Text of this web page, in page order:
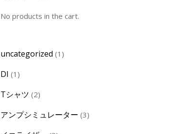
No products in the cart.
uncategorized 1 1
DI 1 1
Tシャツ 22
アンプシミュレーター 33